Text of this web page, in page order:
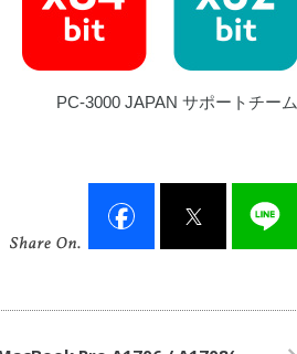
PC-3000 JAPAN サポートチーム